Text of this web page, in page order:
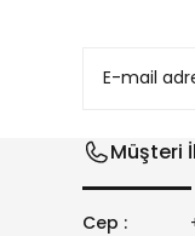
Müşteri
Cep :